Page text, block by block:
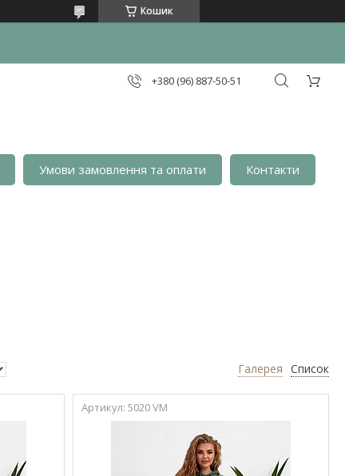
Кошик
+380 (96) 887-50-51
Умови замовлення та оплати
Контакти
Галерея Список
5020 VM